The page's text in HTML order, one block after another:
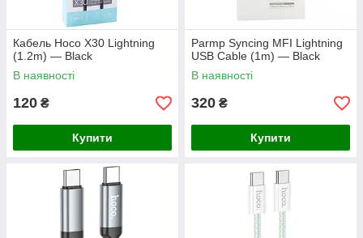
Кабель Hoco X30 Lightning
(1.2m) — Black
В наявності
120 ₴
Купити
Parmp Syncing MFI Lightning
USB Cable (1m) — Black
В наявності
320 ₴
Купити